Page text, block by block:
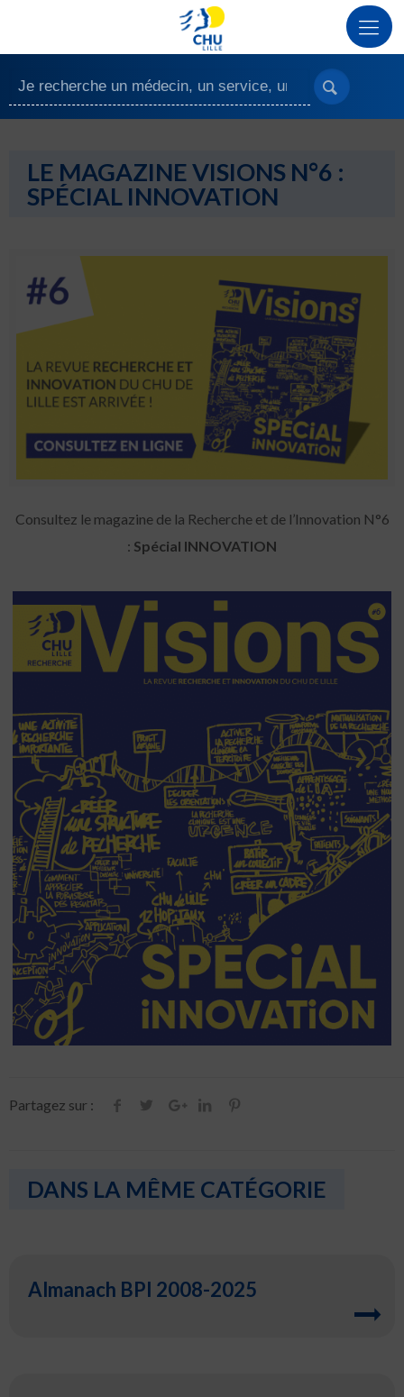
LE MAGAZINE VISIONS N°6 :
SPÉCIAL INNOVATION
Consultez le magazine de la Recherche et de l’Innovation N°6
: Spécial INNOVATION
Partagez sur :
DANS LA MÊME CATÉGORIE
Almanach BPI 2008-2025